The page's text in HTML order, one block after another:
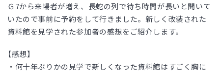
Ｇ7から来場者が増え、長蛇の列で待ち時間が長いと聞いて
いたので事前に予約をして行きました。新しく改装された
資料館を見学された参加者の感想をご紹介します。
【感想】
・何十年ぶりかの見学で新しくなった資料館はすごく胸に